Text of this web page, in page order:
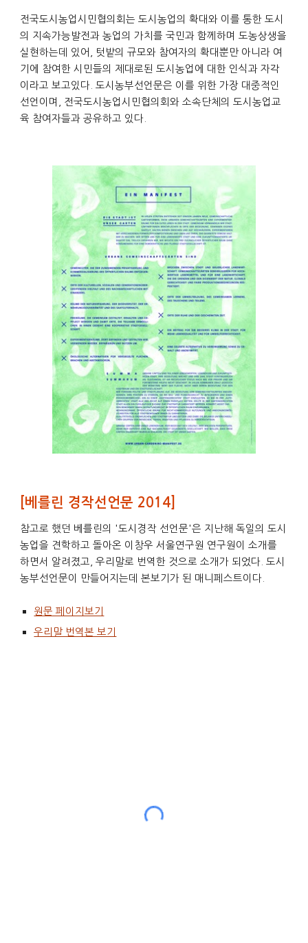
전국도시농업시민협의회는 도시농업의 확대와 이를 통한 도시
의 지속가능발전과 농업의 가치를 국민과 함께하며 도농상생을
실현하는데 있어, 텃밭의 규모와 참여자의 확대뿐만 아니라 여
기에 참여한 시민들의 제대로된 도시농업에 대한 인식과 자각
이라고 보고있다. 도시농부선언문은 이를 위한 가장 대중적인
선언이며, 전국도시농업시민협의회와 소속단체의 도시농업교
육 참여자들과 공유하고 있다.
[베를린 경작선언문 2014]
참고로 했던 베를린의 '도시경작 선언문'은 지난해 독일의 도시
농업을 견학하고 돌아온 이창우 서울연구원 연구원이 소개를
하면서 알려졌고, 우리말로 번역한 것으로 소개가 되었다. 도시
농부선언문이 만들어지는데 본보기가 된 매니페스트이다.
원문 페이지보기
우리말 번역본 보기